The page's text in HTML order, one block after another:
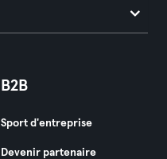
B2B
Sport d'entreprise
Devenir partenaire